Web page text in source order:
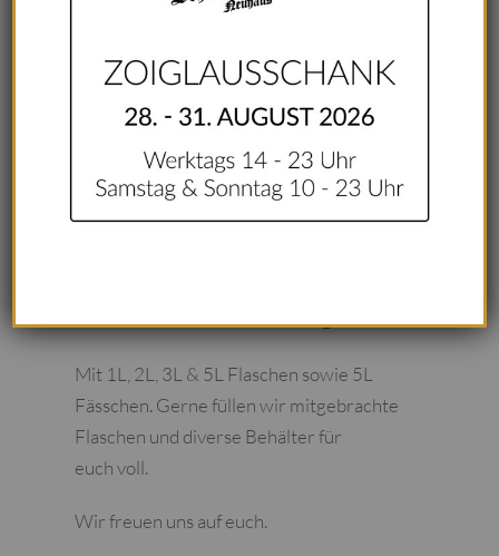
Liebe Freunde des Zoigls,
Ort am Schafferhof zu kaufen! 😉
Mit 1L, 2L, 3L & 5L Flaschen sowie 5L
Fässchen. Gerne füllen wir mitgebrachte
Flaschen und diverse Behälter für
euch voll.
Wir freuen uns auf euch.